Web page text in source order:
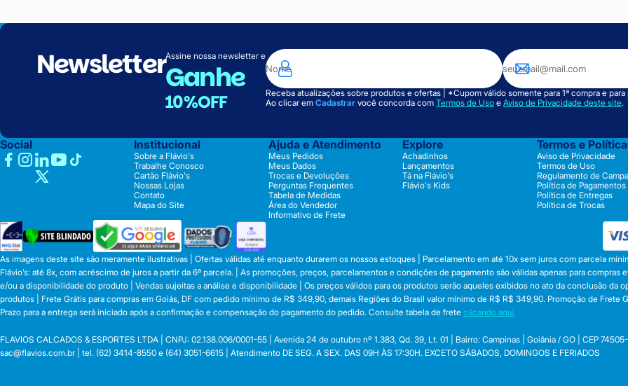
NewsletterAssine nossa newsletter e
Ganhe
10%OFF
Receba atualizações sobre produtos e ofertas | *Cupom válido somente para 1ª compra e
Ao clicar em Cadastrar você concorda com Termos de Uso e Aviso de Privacidade deste site.
Social Institucional
Sobre a Flávio's
Trabalhe Conosco
Cartão Flávio's
Nossas Lojas
Contato
Mapa do Site
Ajuda e Atendimento
Meus Pedidos
Meus Dados
Trocas e Devoluções
Perguntas Frequentes
Tabela de Medidas
Área do Vendedor
Informativo de Frete
Explore
Achadinhos
Lançamentos
Tá na Flávio's
Flávio's Kids
Termos e
Aviso de Privacidade
Termos de Uso
Regulamento de
Política de Pagamentos
Política de Entregas
Política de Trocas
As imagens deste site são meramente ilustrativas | Ofertas válidas até enquanto durarem os nossos estoques | Parcelamento em até 10x sem juros com parcela
Flávio’s: até 8x, com acréscimo de juros a partir da 6ª parcela. | As promoções, preços, parcelamentos e condições de pagamento são válidas apenas para
e/ou a disponibilidade do produto | Vendas sujeitas a análise e disponibilidade | Os preços válidos para os produtos serão aqueles exibidos no ato da conclusão da
produtos | Frete Grátis para compras em Goiás, DF com pedido mínimo de R$ 349,90, demais Regiões do Brasil valor mínimo de R$ R$ 349,90. Promoção de Frete
Prazo para a entrega será iniciado após a confirmação e compensação do pagamento do pedido. Consulte tabela de frete clicando aqui
FLAVIOS CALCADOS & ESPORTES LTDA | CNPJ: 02.138.006/0001-55 | Avenida 24 de outubro nº 1.383, Qd. 39, Lt. 01 | Bairro: Campinas | Goiânia / GO | CEP
sac@flavios.com.br | tel. (62) 3414-8550 e (64) 3051-6615 | Atendimento DE SEG. A SEX. DAS 09H ÀS 17:30H. EXCETO SÁBADOS, DOMINGOS E FERIADOS